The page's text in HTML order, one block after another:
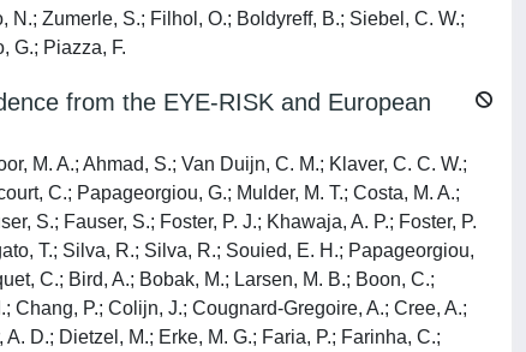
Zumerle, S.; Filhol, O.; Boldyreff, B.; Siebel, C. W.;
G.; Piazza, F.
from the EYE-RISK and European
M. A.; Ahmad, S.; Van Duijn, C. M.; Klaver, C. C. W.;
C.; Papageorgiou, G.; Mulder, M. T.; Costa, M. A.;
S.; Fauser, S.; Foster, P. J.; Khawaja, A. P.; Foster, P.
T.; Silva, R.; Silva, R.; Souied, E. H.; Papageorgiou,
C.; Bird, A.; Bobak, M.; Larsen, M. B.; Boon, C.;
Chang, P.; Colijn, J.; Cougnard-Gregoire, A.; Cree, A.;
D.; Dietzel, M.; Erke, M. G.; Faria, P.; Farinha, C.;